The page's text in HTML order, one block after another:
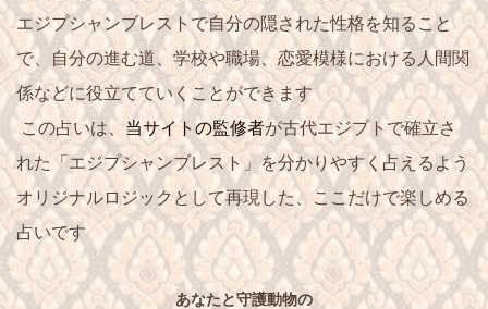
エジプシャンブレストで自分の隠された性格を知ること
で、
自分の進む道、学校や職場、恋愛模様における人間関
係などに役立てていくことができます
この占いは、 当サイトの監修者が古代エジプトで確立さ
れた「エジプシャンブレスト」を分かりやすく占えるよう
オリジナルロジックとして再現した、 ここだけで楽しめる
占いです
あなたと守護動物の